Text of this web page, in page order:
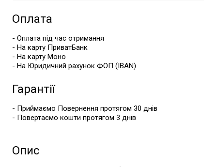
Оплата
- Оплата під час отримання
- На карту ПриватБанк
- На карту Моно
- На Юридичний рахунок ФОП (IBAN)
Гарантії
- Приймаємо Повернення протягом 30 днів
- Повертаємо кошти протягом 3 днів
Опис